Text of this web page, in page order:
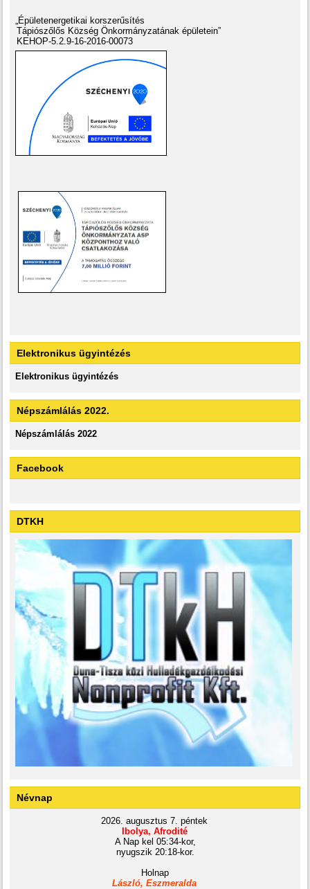
„Épületenergetikai korszerűsítés
Tápiószőlős Község Önkormányzatának épületein”
KEHOP-5.2.9-16-2016-00073
Elektronikus ügyintézés
Elektronikus ügyintézés
Népszámlálás 2022.
Népszámlálás 2022
Facebook
DTKH
Névnap
2026. augusztus 7. péntek
Ibolya, Afrodité
A Nap kel 05:34-kor,
nyugszik 20:18-kor.
Holnap
László, Eszmeralda